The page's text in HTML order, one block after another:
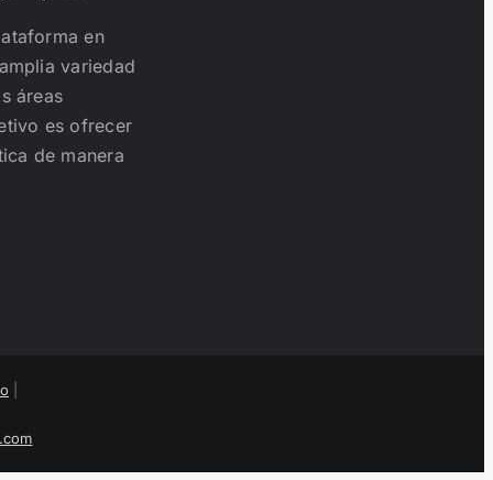
en
variedad
áreas
es ofrecer
de manera